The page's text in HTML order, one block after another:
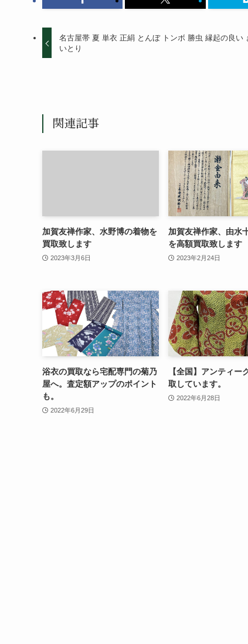
名古屋帯 夏 単衣 正絹 とんぼ トンボ 勝虫 縁起の良い
いとり
関連記事
加賀友禅作家、水野博の着物を
買取致します
2023年3月6日
加賀友禅作家、由水
を高額買取致します
2023年2月24日
浴衣の買取なら宅配専門の菊乃
屋へ。査定額アップのポイント
も。
2022年6月29日
【全国】アンティー
取しています。
2022年6月28日